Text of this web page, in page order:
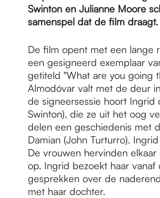
Swinton en Julianne Moore
samenspel dat de film draagt.
De film opent met een lange
een gesigneerd exemplaar
getiteld "What are you going
Almodóvar valt met de deur
de signeersessie hoort Ingrid
Swinton), die ze uit het oog
delen een geschiedenis met
Damian (John Turturro).
De vrouwen hervinden elkaar
op. Ingrid bezoekt haar
gesprekken over de
met haar dochter.